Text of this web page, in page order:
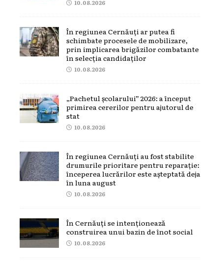
10.08.2026
În regiunea Cernăuți ar putea fi
schimbate procesele de mobilizare,
prin implicarea brigăzilor combatante
în selecția candidaților
10.08.2026
„Pachetul școlarului” 2026: a început
primirea cererilor pentru ajutorul de
stat
10.08.2026
În regiunea Cernăuți au fost stabilite
drumurile prioritare pentru reparație:
începerea lucrărilor este așteptată deja
în luna august
10.08.2026
În Cernăuți se intenționează
construirea unui bazin de înot social
10.08.2026